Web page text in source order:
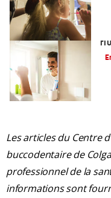
Les articles du Centre
buccodentaire de
professionnel de la
informations sont